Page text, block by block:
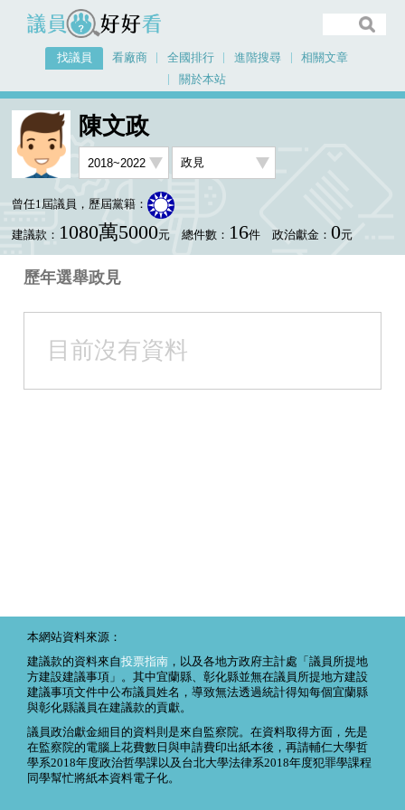
議員好好看
找議員 看廠商 全國排行 進階搜尋
相關文章
關於本站
首頁 找議員
陳文政
曾任1屆議員，歷屆黨籍：
建議款： 1080萬5000元 總件數： 16件 政治獻金： 0元
歷年選舉政見
目前沒有資料
本網站資料來源：
建議款的資料來自投票指南 ，以及各地方政府主計處「議員所提地
方建設建議事項」。其中宜蘭縣、彰化縣並無在議員所提地方建設
建議事項文件中公布議員姓名，導致無法透過統計得知每個宜蘭縣
與彰化縣議員在建議款的貢獻。
議員政治獻金細目的資料則是來自監察院。在資料取得方面，先是
在監察院的電腦上花費數日與申請費印出紙本後，再請輔仁大學哲
學系2018年度政治哲學課以及台北大學法律系2018年度犯罪學課程
同學幫忙將紙本資料電子化。